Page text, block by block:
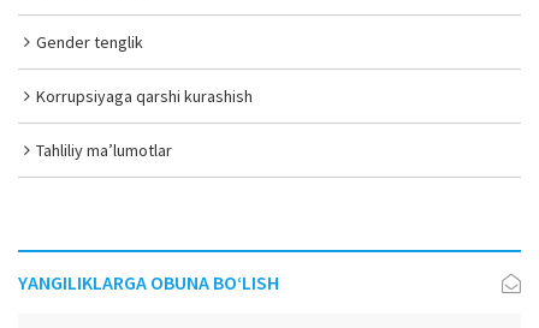
Gender tenglik
Korrupsiyaga qarshi kurashish
Tahliliy ma’lumotlar
YANGILIKLARGA OBUNA BO‘LISH